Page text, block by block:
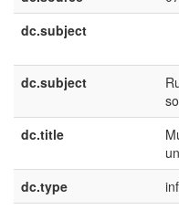
dc.subject
dc.subject
dc.title
dc.type